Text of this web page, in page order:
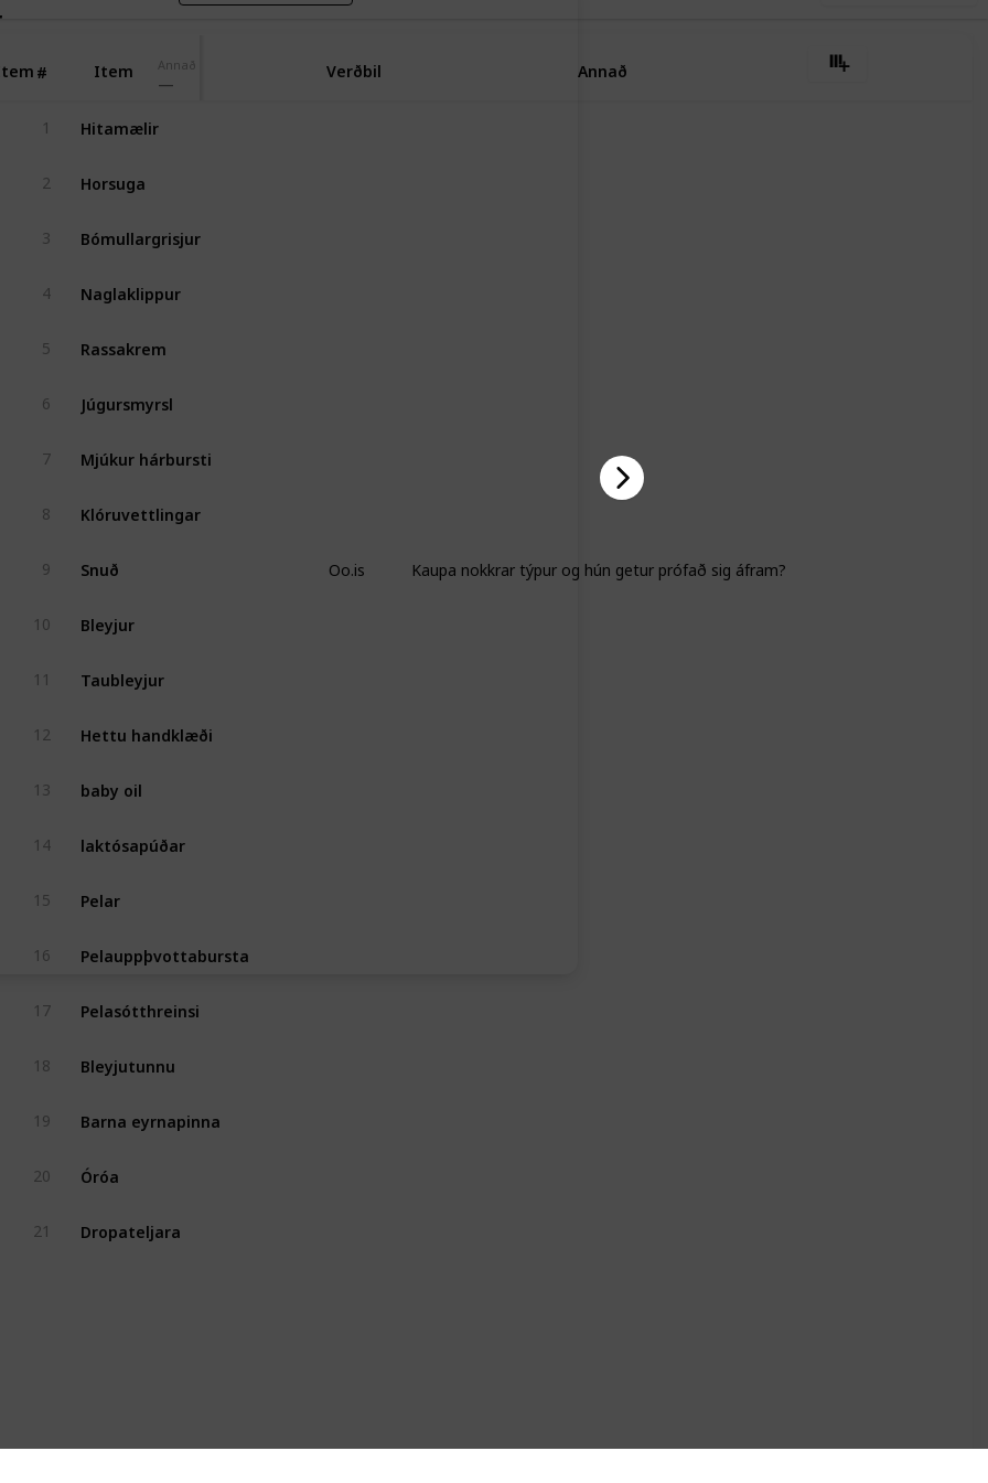
Annað
# Item Verðbil Annað
1 Hitamælir
2 Horsuga
3 Bómullargrisjur
4 Naglaklippur
5 Rassakrem
6 Júgursmyrsl
7 Mjúkur hárbursti
8 Klóruvettlingar
9 Snuð
10 Bleyjur
11 Taubleyjur
12 Hettu handklæði
13 baby oil
14 laktósapúðar
15 Pelar
16 Pelauppþvottabursta
17 Pelasótthreinsi
18 Bleyjutunnu
19 Barna eyrnapinna
20 Óróa
21 Dropateljara